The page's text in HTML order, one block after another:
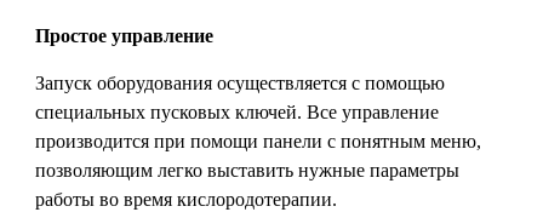
Простое управление
Запуск оборудования осуществляется с помощью
специальных пусковых ключей. Все управление
производится при помощи панели с понятным меню,
позволяющим легко выставить нужные параметры
работы во время кислородотерапии.